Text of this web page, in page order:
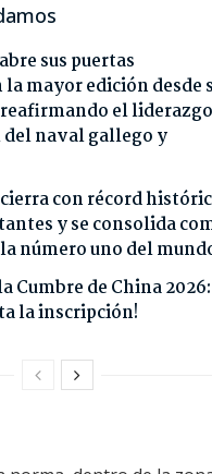
sus puertas
mayor edición desde
el liderazgo
naval gallego y
con récord
y se consolida
número uno del
Cumbre de China 2026:
la inscripción!